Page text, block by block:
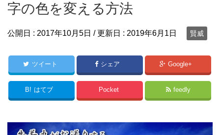
字の色を変える方法
公開日 : 2017年10月5日 / 更新日 : 2019年6月1日 賢威
ツイート シェア Google+
B! はてブ Pocket feedly